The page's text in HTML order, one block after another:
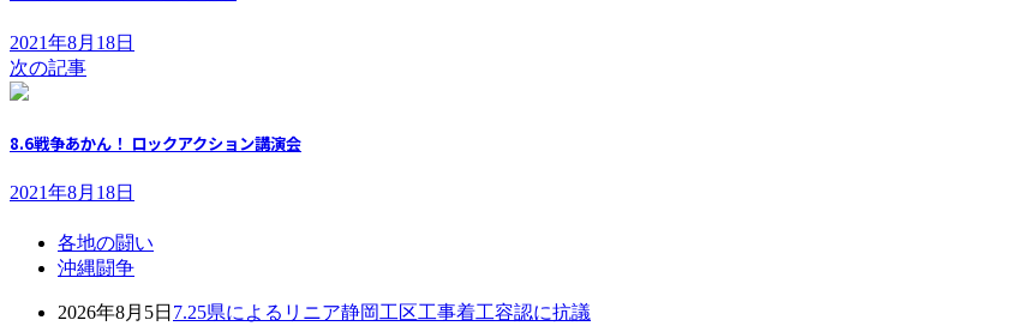
2021年8月18日
次の記事
8.6戦争あかん！ ロックアクション講演会
2021年8月18日
各地の闘い
沖縄闘争
2026年8月5日 7.25県によるリニア静岡工区工事着工容認に抗議